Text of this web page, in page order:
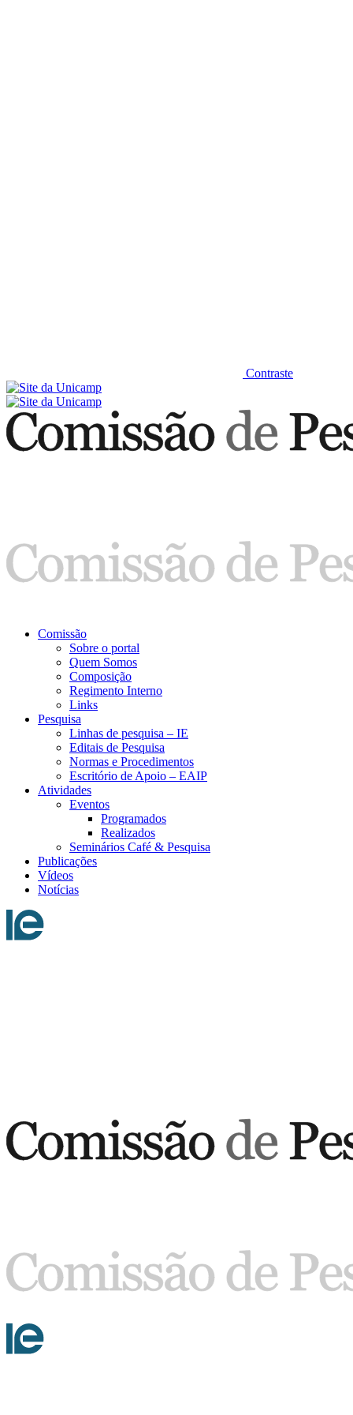
Contraste
Comissão
Sobre o portal
Quem Somos
Composição
Regimento Interno
Links
Pesquisa
Linhas de pesquisa – IE
Editais de Pesquisa
Normas e Procedimentos
Escritório de Apoio – EAIP
Atividades
Eventos
Programados
Realizados
Seminários Café & Pesquisa
Publicações
Vídeos
Notícias